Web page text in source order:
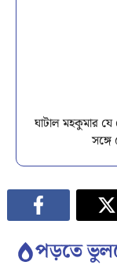
ঘাটাল মহকুমার
পড়তে